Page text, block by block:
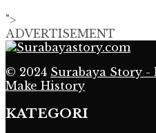
">
ADVERTISEMENT
© 2024 Surabaya Story -
Make History
KATEGORI